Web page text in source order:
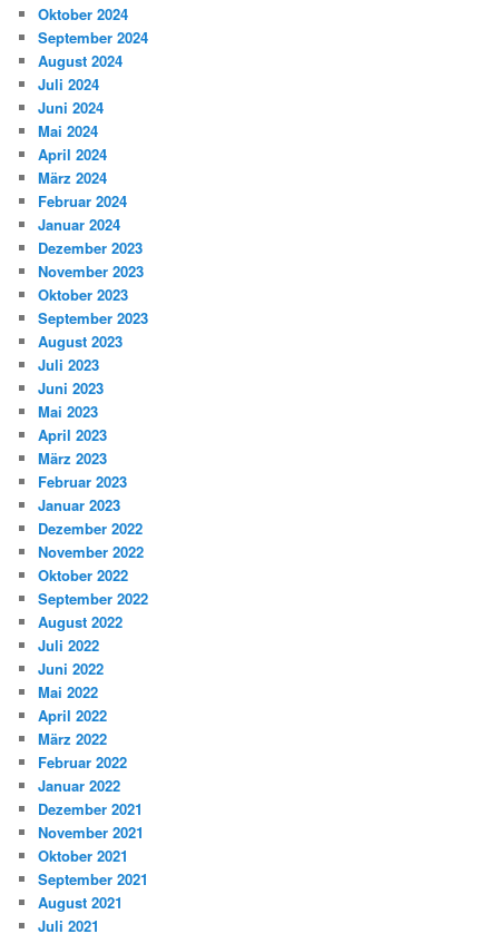
Oktober 2024
September 2024
August 2024
Juli 2024
Juni 2024
Mai 2024
April 2024
März 2024
Februar 2024
Januar 2024
Dezember 2023
November 2023
Oktober 2023
September 2023
August 2023
Juli 2023
Juni 2023
Mai 2023
April 2023
März 2023
Februar 2023
Januar 2023
Dezember 2022
November 2022
Oktober 2022
September 2022
August 2022
Juli 2022
Juni 2022
Mai 2022
April 2022
März 2022
Februar 2022
Januar 2022
Dezember 2021
November 2021
Oktober 2021
September 2021
August 2021
Juli 2021